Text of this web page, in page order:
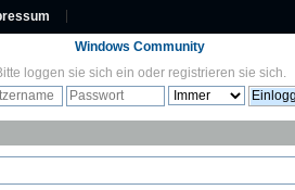
Windows Community
loggen sie sich ein oder registrieren sie sich.